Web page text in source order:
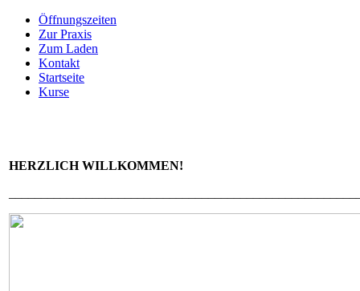
Öffnungszeiten
Zur Praxis
Zum Laden
Kontakt
Startseite
Kurse
HERZLICH WILLKOMMEN!